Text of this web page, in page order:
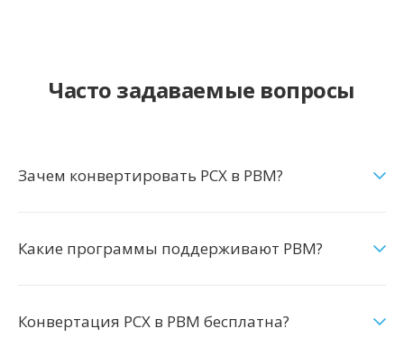
Часто задаваемые вопросы
Зачем конвертировать PCX в PBM?
Какие программы поддерживают PBM?
Конвертация PCX в PBM бесплатна?